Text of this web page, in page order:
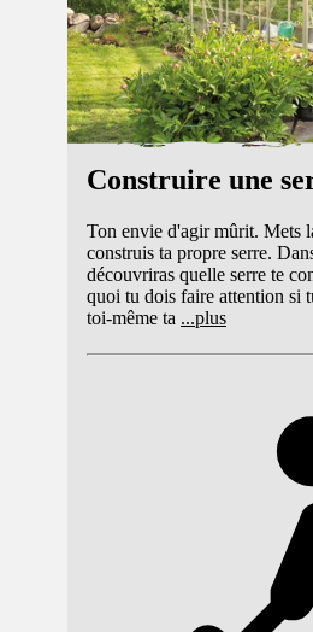
Construire une
Ton envie d'agir mûrit. Mets
construis ta propre serre.
découvriras quelle serre te
quoi tu dois faire attention si
toi-même ta ...plus